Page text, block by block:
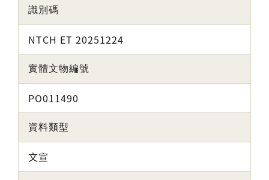
識別碼
NTCH ET 20251224
實體文物編號
PO011490
資料類型
文宣